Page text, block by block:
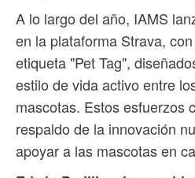
A lo largo del año, IAMS
en la plataforma Strava,
etiqueta "Pet Tag",
estilo de vida activo entre
mascotas. Estos esfuerzos
respaldo de la innovación
apoyar a las mascotas en